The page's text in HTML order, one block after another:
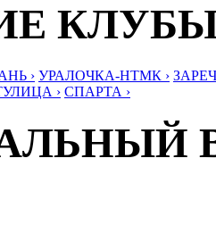
› УРАЛОЧКА-НТМК ›
› СПАРТА ›